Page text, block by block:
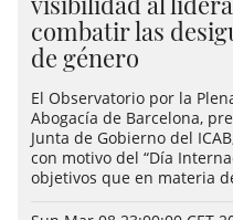
combatir las
de género
El Observatorio por la
Abogacía de Barcelona,
Junta de Gobierno del
con motivo del “Día
objetivos que en materia